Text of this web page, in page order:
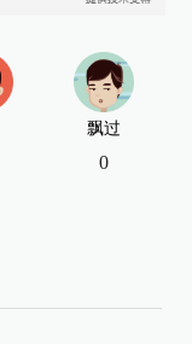
飘过
0